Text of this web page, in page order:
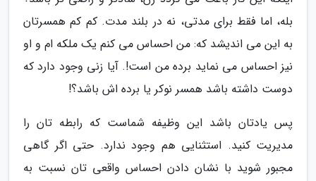
بله، اما فقط برای مدتی، نه در بلند مدت. کم کم همسرتان
به این می اندیشد که: من احساس می کنم یک ملکه ام و او
نیز احساس می نماید برده من است!. آیا زنی وجود دارد که
دوست داشته باشد همسر نوکر یا برده اش باشد؟!
پس یادتان باشد این وظیفه شماست که رابطه تان را
مدیریت کنید. استثنایی هم وجود ندارد. حتی اگر گاهی
مجبور شوید با نشان دادن احساس واقعی تان نسبت به